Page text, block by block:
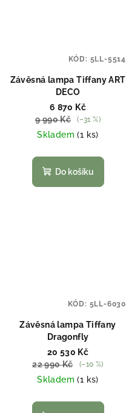
Závěsná lampa Tiffany ART
DECO
6 870 Kč
9 990 Kč
(–31 %)
Skladem(1 ks)
Do košíku
KÓD: 5LL-5514
Závěsná lampa Tiffany
Dragonfly
20 530 Kč
22 990 Kč
(–10 %)
Skladem(1 ks)
KÓD: 5LL-6030